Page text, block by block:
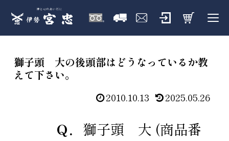
獅子頭 大の後頭部はどうなっているか教
えて下さい。
2010.10.13 2025.05.26
Ｑ． 獅子頭 大 (商品番